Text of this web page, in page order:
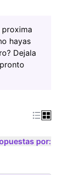
proxima
hayas
Dejala
por: